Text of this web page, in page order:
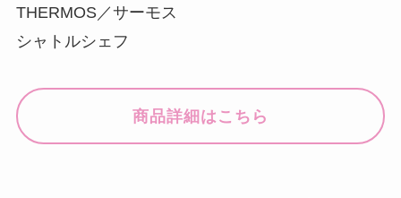
THERMOS／サーモス
シャトルシェフ
商品詳細はこちら